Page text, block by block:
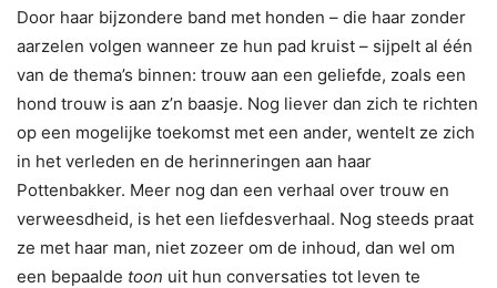
Door haar bijzondere band met honden – die haar zonder
aarzelen volgen wanneer ze hun pad kruist – sijpelt al één
van de thema’s binnen: trouw aan een geliefde, zoals een
hond trouw is aan z’n baasje. Nog liever dan zich te richten
op een mogelijke toekomst met een ander, wentelt ze zich
in het verleden en de herinneringen aan haar
Pottenbakker. Meer nog dan een verhaal over trouw en
verweesdheid, is het een liefdesverhaal. Nog steeds praat
ze met haar man, niet zozeer om de inhoud, dan wel om
een bepaalde toon uit hun conversaties tot leven te